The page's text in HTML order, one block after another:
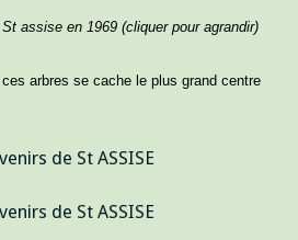
assise en 1969 (cliquer pour agrandir)
arbres se cache le plus grand centre